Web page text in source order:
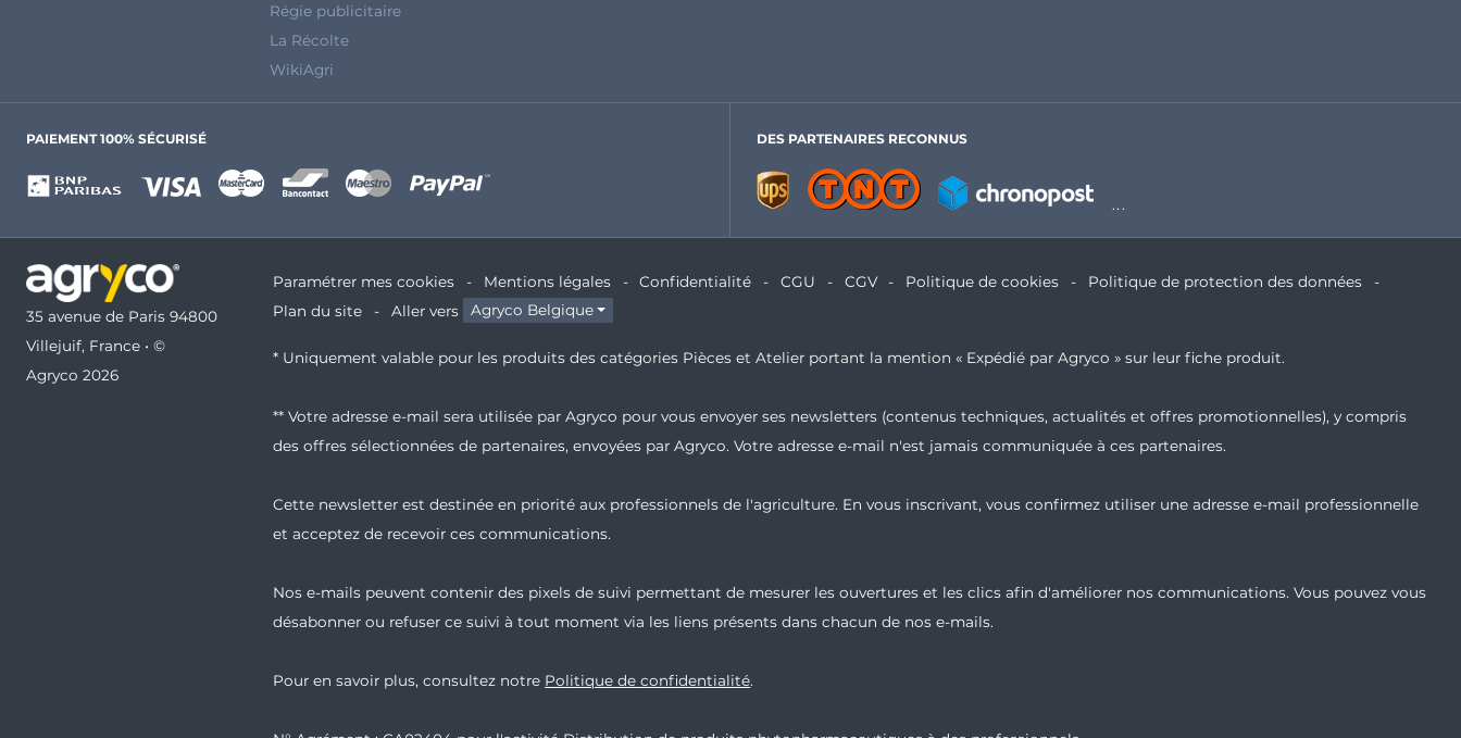
Régie publicitaire
La Récolte
WikiAgri
PAIEMENT 100% SÉCURISÉ DES PARTENAIRES RECONNUS
35 avenue de Paris 94800
Villejuif, France • ©
Agryco 2026
Paramétrer mes cookies Mentions légales Confidentialité CGU CGV Politique de cookies
Politique de protection des données
Plan du site
Aller vers Agryco Belgique
* Uniquement valable pour les produits des catégories Pièces et Atelier portant la mention « Expédié par Agryco » sur leur fiche produit.
** Votre adresse e-mail sera utilisée par Agryco pour vous envoyer ses newsletters (contenus techniques, actualités et offres promotionnelles), y compris
des offres sélectionnées de partenaires, envoyées par Agryco. Votre adresse e-mail n'est jamais communiquée à ces partenaires.
Cette newsletter est destinée en priorité aux professionnels de l'agriculture. En vous inscrivant, vous confirmez utiliser une adresse e-mail professionnelle
et acceptez de recevoir ces communications.
Nos e-mails peuvent contenir des pixels de suivi permettant de mesurer les ouvertures et les clics afin d'améliorer nos communications. Vous pouvez vous
désabonner ou refuser ce suivi à tout moment via les liens présents dans chacun de nos e-mails.
Pour en savoir plus, consultez notre Politique de confidentialité.